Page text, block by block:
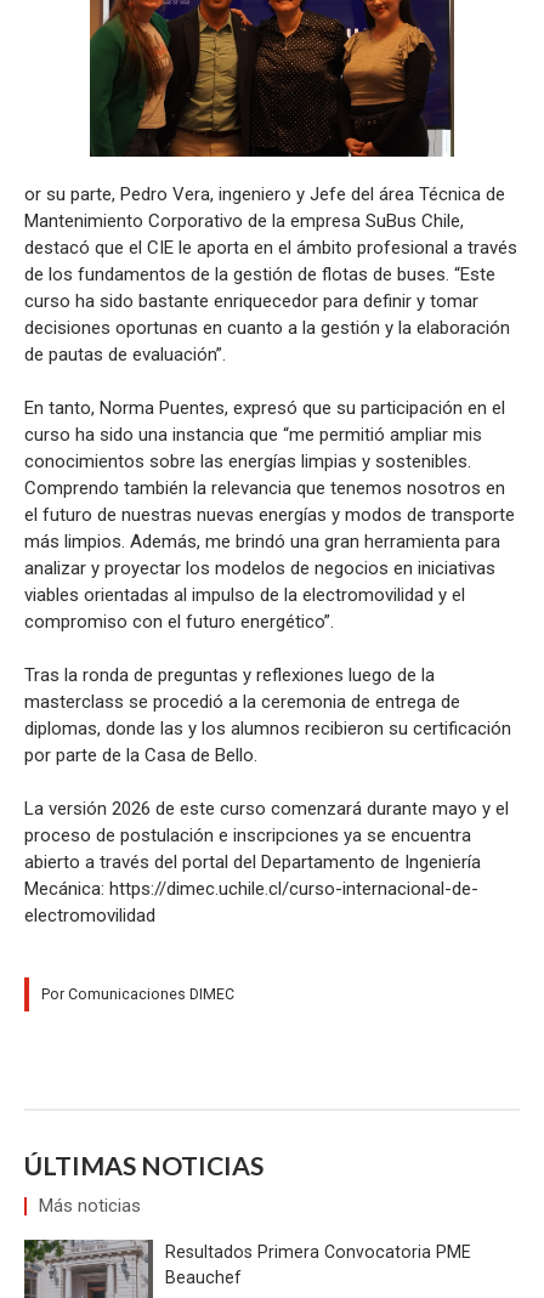
or su parte, Pedro Vera, ingeniero y Jefe del área Técnica de
Mantenimiento Corporativo de la empresa SuBus Chile,
destacó que el CIE le aporta en el ámbito profesional a través
de los fundamentos de la gestión de flotas de buses. “Este
curso ha sido bastante enriquecedor para definir y tomar
decisiones oportunas en cuanto a la gestión y la elaboración
de pautas de evaluación”.
En tanto, Norma Puentes, expresó que su participación en el
curso ha sido una instancia que “me permitió ampliar mis
conocimientos sobre las energías limpias y sostenibles.
Comprendo también la relevancia que tenemos nosotros en
el futuro de nuestras nuevas energías y modos de transporte
más limpios. Además, me brindó una gran herramienta para
analizar y proyectar los modelos de negocios en iniciativas
viables orientadas al impulso de la electromovilidad y el
compromiso con el futuro energético”.
Tras la ronda de preguntas y reflexiones luego de la
masterclass se procedió a la ceremonia de entrega de
diplomas, donde las y los alumnos recibieron su certificación
por parte de la Casa de Bello.
La versión 2026 de este curso comenzará durante mayo y el
proceso de postulación e inscripciones ya se encuentra
abierto a través del portal del Departamento de Ingeniería
Mecánica: https://dimec.uchile.cl/curso-internacional-de-
electromovilidad
Por Comunicaciones DIMEC
ÚLTIMAS NOTICIAS
Más noticias
Resultados Primera Convocatoria PME
Beauchef